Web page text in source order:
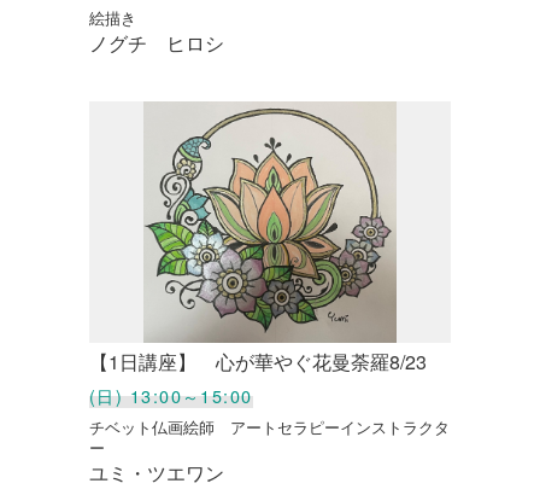
絵描き
ノグチ ヒロシ
【1日講座】 心が華やぐ花曼荼羅8/23
(日) 13:00～15:00
チベット仏画絵師 アートセラピーインストラクタ
ー
ユミ・ツエワン